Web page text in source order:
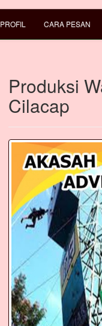
PROFIL CARA PESAN
Produksi
Cilacap